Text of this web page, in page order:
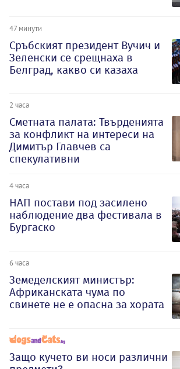
47 минути
Сръбският президент Вучич и
Зеленски се срещнаха в
Белград, какво си казаха
2 часа
Сметната палата: Твърденията
за конфликт на интереси на
Димитър Главчев са
спекулативни
4 часа
НАП постави под засилено
наблюдение два фестивала в
Бургаско
6 часа
Земеделският министър:
Африканската чума по
свинете не е опасна за хората
Защо кучето ви носи различни